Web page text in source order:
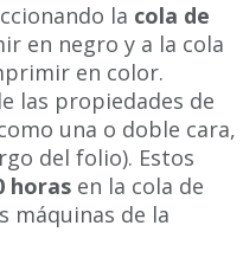
la cola de
en negro y a la cola
en color.
las propiedades de
una o doble cara,
del folio). Estos
horas en la cola de
máquinas de la